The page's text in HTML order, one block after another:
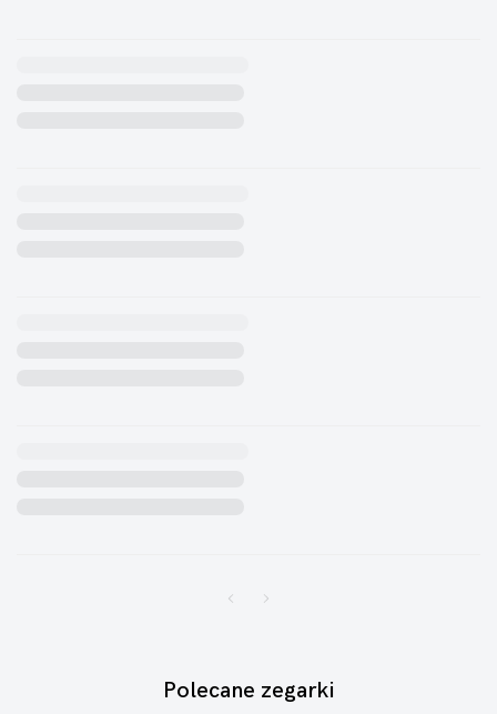
Polecane zegarki